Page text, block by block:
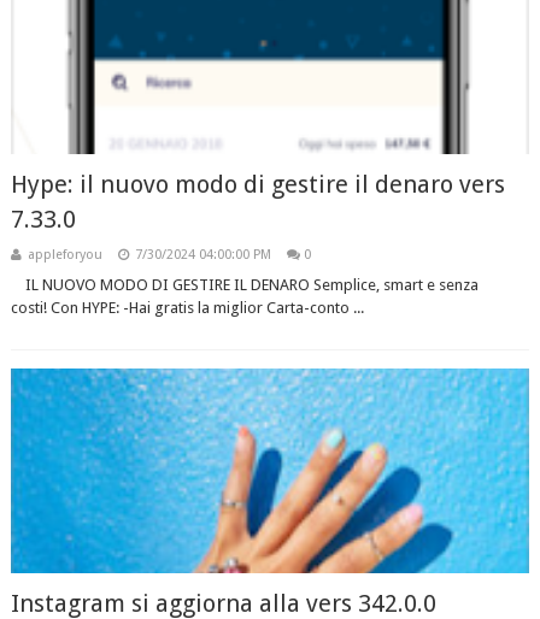
Hype: il nuovo modo di gestire il denaro vers
7.33.0
appleforyou 7/30/2024 04:00:00 PM 0
IL NUOVO MODO DI GESTIRE IL DENARO Semplice, smart e senza
costi! Con HYPE: -Hai gratis la miglior Carta-conto ...
Instagram si aggiorna alla vers 342.0.0